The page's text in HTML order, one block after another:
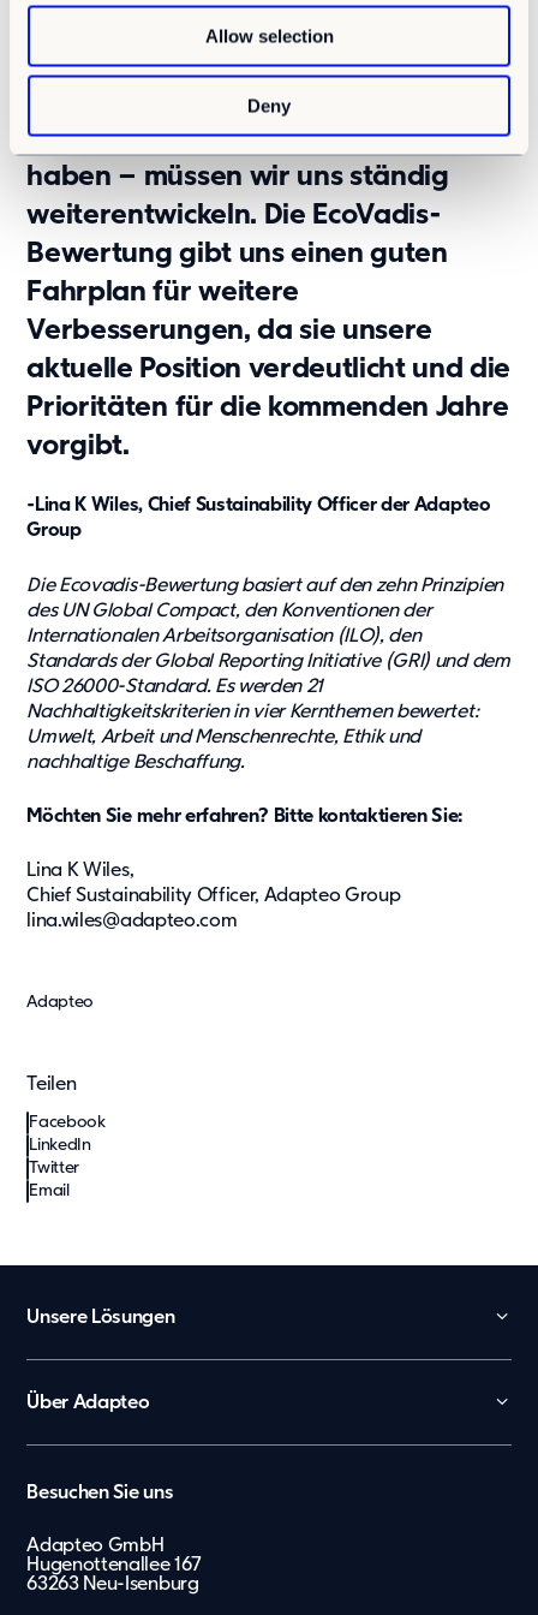
Allow selection
Deny
Lietuvių
Rohstoffen bis hin zu einer stetigen
Wiederverwendung der Produkte,
zu der wir uns in unseren
Nachhaltigkeitszielen verpflichtet
haben – müssen wir uns ständig
weiterentwickeln. Die EcoVadis-
Bewertung gibt uns einen guten
Fahrplan für weitere
Verbesserungen, da sie unsere
aktuelle Position verdeutlicht und die
Prioritäten für die kommenden Jahre
vorgibt.
-Lina K Wiles, Chief Sustainability Officer der Adapteo
Group
Die Ecovadis-Bewertung basiert auf den zehn Prinzipien
des UN Global Compact, den Konventionen der
Internationalen Arbeitsorganisation (ILO), den
Standards der Global Reporting Initiative (GRI) und dem
ISO 26000-Standard. Es werden 21
Nachhaltigkeitskriterien in vier Kernthemen bewertet:
Umwelt, Arbeit und Menschenrechte, Ethik und
nachhaltige Beschaffung.
Möchten Sie mehr erfahren? Bitte kontaktieren Sie:
Lina K Wiles,
Chief Sustainability Officer, Adapteo Group
lina.wiles@adapteo.com
Adapteo
Teilen
Facebook
LinkedIn
Twitter
Email
Unsere Lösungen
Kita
Schule
Tagespflege
Messe
Zusätzliche Leistungen
Über Adapteo
Kontakt
Besuchen Sie uns
Adapteo GmbH
Hugenottenallee 167
63263 Neu-Isenburg